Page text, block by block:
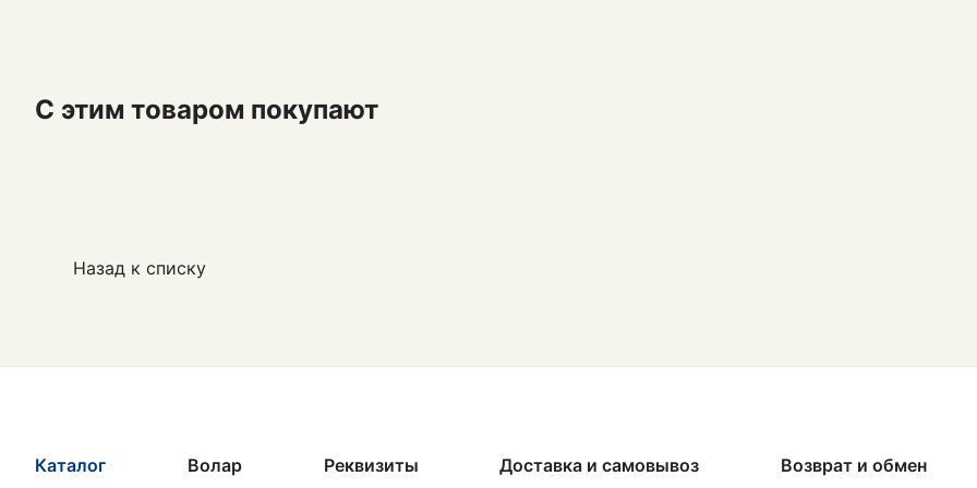
С этим товаром покупают
Назад к списку
Каталог Волар Реквизиты Доставка и самовывоз Возврат и обмен